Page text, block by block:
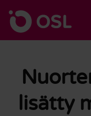
Etusivulle
lisätty